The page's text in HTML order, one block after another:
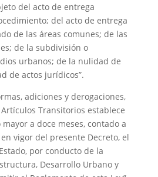
del acto de entrega
del acto de entrega
de las áreas comunes; de las
de la subdivisión o
urbanos; de la nulidad de
de actos jurídicos”.
adiciones y derogaciones,
Transitorios establece
a doce meses, contado a
vigor del presente Decreto, el
por conducto de la
Desarrollo Urbano y